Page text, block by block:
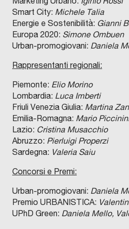
Smart City: Michele Talia
Energie e Sostenibilità: Gianni
Europa 2020: Simone Ombuen
Urban-promogiovani: Daniela
Rappresentanti regionali:
Piemonte: Elio Morino
Lombardia: Luca Imberti
Friuli Venezia Giulia: Martina
Emilia-Romagna: Mario
Lazio: Cristina Musacchio
Abruzzo: Pierluigi Properzi
Sardegna: Valeria Saiu
Concorsi e Premi:
Urban-promogiovani: Daniela
Premio URBANISTICA:
UPhD Green: Daniela Mello,